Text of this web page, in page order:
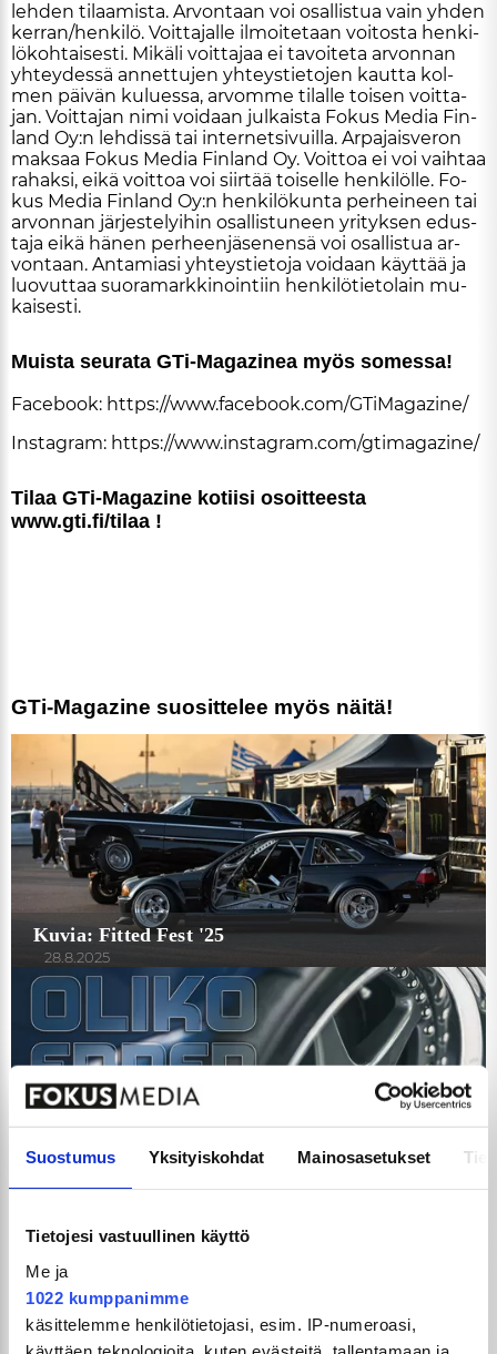
Suostumus Yksityiskohdat Mainosasetukset
Tietojesi vastuullinen käyttö
Me ja
1022 kumppanimme
käsittelemme henkilötietojasi, esim. IP-numeroasi,
leh­den ti­laa­mis­ta. Ar­von­taan voi osal­lis­tua vain yh­den
ker­ran/hen­ki­lö. Voit­ta­jal­le il­moi­te­taan voi­tos­ta hen­ki­
lö­koh­tai­ses­ti. Mi­kä­li voit­ta­jaa ei ta­voi­te­ta ar­von­nan
yh­tey­des­sä an­net­tu­jen yh­teys­tie­to­jen kaut­ta kol­
men päi­vän ku­lu­es­sa, ar­vom­me ti­lal­le toi­sen voit­ta­
jan. Voit­ta­jan nimi voi­daan jul­kais­ta Fo­kus Me­dia Fin­
land Oy:n leh­dis­sä tai in­ter­net­si­vuil­la. Ar­pa­jais­ve­ron
mak­saa Fo­kus Me­dia Fin­land Oy. Voit­toa ei voi vaih­taa
ra­hak­si, ei­kä voit­toa voi siir­tää toi­sel­le hen­ki­löl­le. Fo­
kus Me­dia Fin­land Oy:n hen­ki­lö­kun­ta per­hei­neen tai
ar­von­nan jär­jes­te­lyi­hin osal­lis­tu­neen yri­tyk­sen edus­
ta­ja ei­kä hä­nen per­heen­jä­se­nen­sä voi osal­lis­tua ar­
von­taan. An­ta­mi­a­si yh­teys­tie­to­ja voi­daan käyt­tää ja
luo­vut­taa suo­ra­mark­ki­noin­tiin hen­ki­lö­tie­to­lain mu­
kai­ses­ti.
Muis­ta seu­ra­ta GTi-Ma­ga­zi­nea myös so­mes­sa!
Fa­ce­book: https://www.fa­ce­book.com/GTi­Ma­ga­zi­ne/
Ins­tag­ram: https://www.ins­tag­ram.com/gti­ma­ga­zi­ne/
Ti­laa GTi-Ma­ga­zi­ne ko­tii­si osoit­tees­ta
www.gti.fi/ti­laa !
GTi-Magazine suosittelee myös näitä!
Kuvia: Fitted Fest '25
28.8.2025
Kerro meille mielipiteesi siitä, oliko ennen kaikki
paremmin?
25.8.2025